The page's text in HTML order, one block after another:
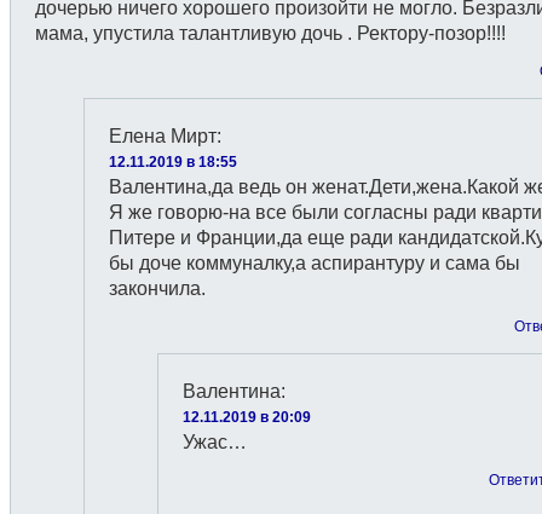
дочерью ничего хорошего произойти не могло.
мама, упустила талантливую дочь . Ректору-позор!!!!
Елена Мирт:
12.11.2019 в 18:55
Валентина,да ведь он женат.Дети,жена.Какой
Я же говорю-на все были согласны ради
Питере и Франции,да еще ради
бы доче коммуналку,а аспирантуру и сама бы
закончила.
Валентина:
12.11.2019 в 20:09
Ужас…